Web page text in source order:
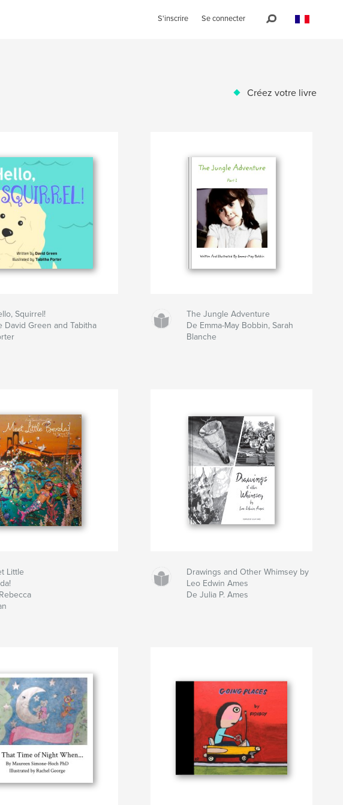
S'inscrire Se connecter
Créez votre livre
Squirrel!
David Green and Tabitha
The Jungle Adventure
De Emma-May Bobbin, Sarah
Blanche
Little
Drawings and Other Whimsey by
Leo Edwin Ames
De Julia P. Ames